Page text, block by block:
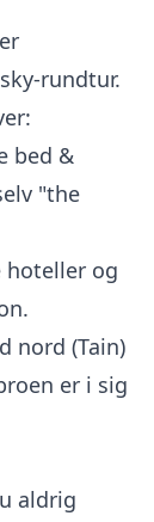
rundtur.
bed &
"the
hoteller og
nord (Tain)
er i sig
aldrig